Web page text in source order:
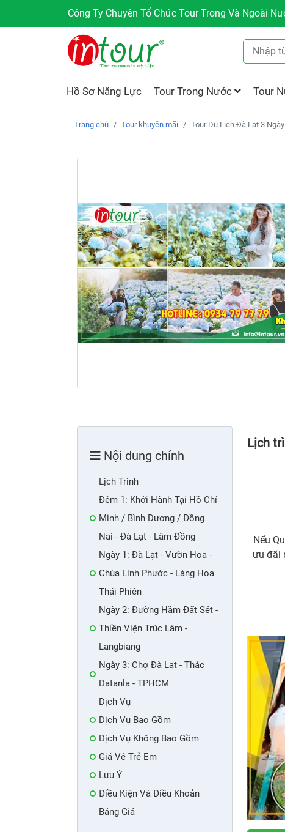
Công Ty Chuyên Tổ Chức Tour Trong Và Ngoài
Hồ Sơ Năng Lực Tour Trong Nước Tour
Trang chủ Tour khuyến mãi Tour Du Lịch Đà Lạt 3
Nội dung chính
Lịch Trình
Đêm 1: Khởi Hành Tại Hồ Chí
Minh / Bình Dương / Đồng
Nai - Đà Lạt - Lâm Đồng
Ngày 1: Đà Lạt - Vườn Hoa -
Chùa Linh Phước - Làng Hoa
Thái Phiên
Ngày 2: Đường Hầm Đất Sét -
Thiền Viện Trúc Lâm -
Langbiang
Ngày 3: Chợ Đà Lạt - Thác
Datanla - TPHCM
Dịch Vụ
Dịch Vụ Bao Gồm
Dịch Vụ Không Bao Gồm
Giá Vé Trẻ Em
Lưu Ý
Điều Kiện Và Điều Khoản
Bảng Giá
Lịch
Nếu
ưu đãi